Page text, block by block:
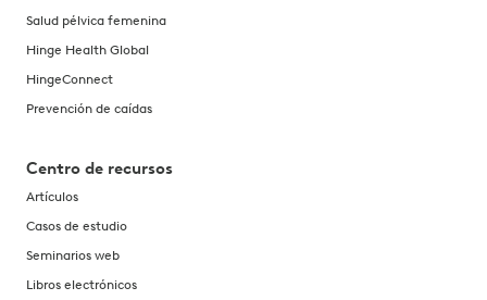
Salud pélvica femenina
Hinge Health Global
HingeConnect
Prevención de caídas
Centro de recursos
Artículos
Casos de estudio
Seminarios web
Libros electrónicos